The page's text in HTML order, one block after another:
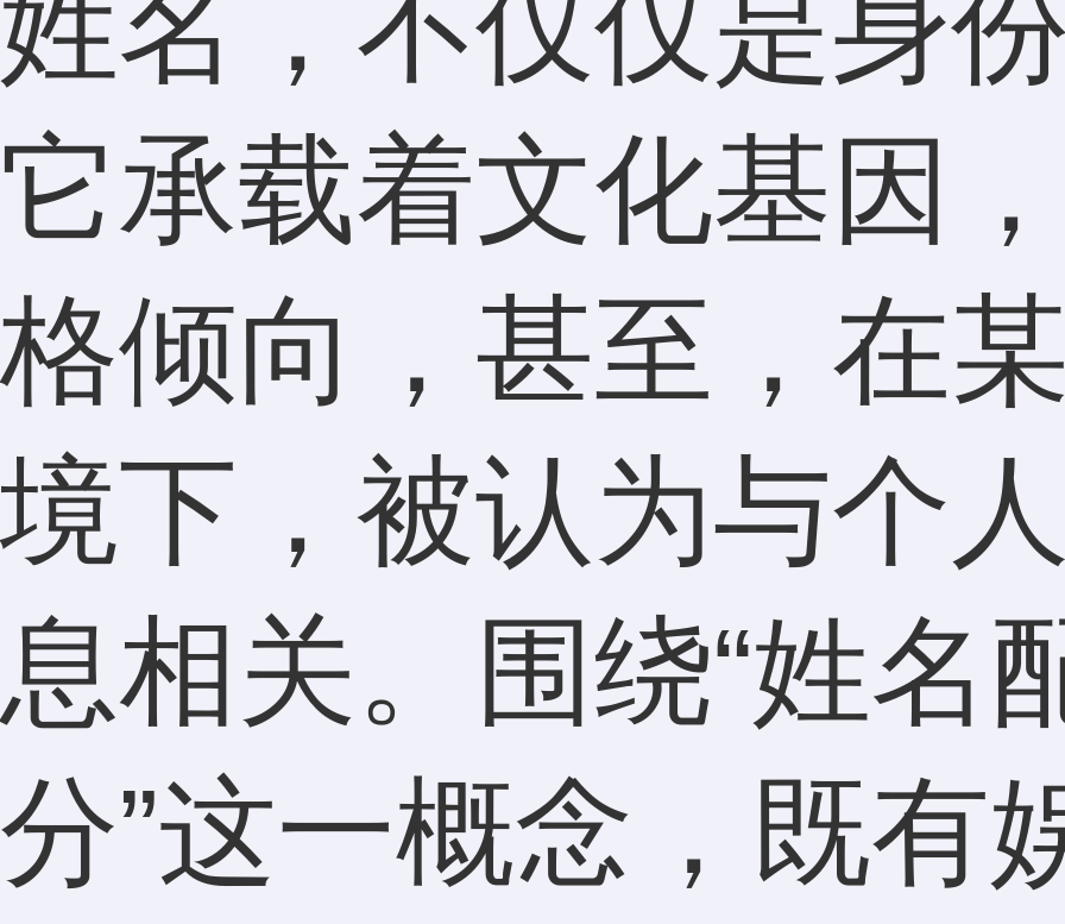
姓名，不仅仅是身
它承载着文化基因
格倾向，甚至，在
境下，被认为与个
息相关。围绕“姓名
分”这一概念，既有